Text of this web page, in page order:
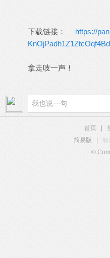
下载链接：
https://
拿走吱一声！
首页
简易版
©